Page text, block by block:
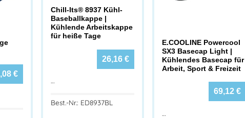
€
Chill-Its® 8937 Kühl-
Baseballkappe |
Kühlende Arbeitskappe
für heiße Tage
26,16€
…
Best.-Nr.: ED8937BL
E.COOLINE Powercool
SX3 Basecap Light |
Kühlendes Basecap für
Arbeit, Sport & Freizeit
69,12 €
…